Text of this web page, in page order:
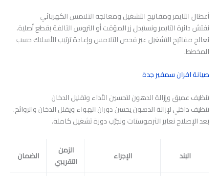
أعطال التايمر ومفاتيح التشغيل ومعالجة التلامس الكهربائي
نفتش دائرة التايمر ونستبدل زر المؤقت أو التروس التالفة بقطع أصلية.
نعالج مفاتيح التشغيل عبر فحص التلامس وإعادة ترتيب الأسلاك حسب
المخطط.
صيانة افران سمفير جدة
تنظيف عميق وإزالة الدهون لتحسين الأداء وتقليل الدخان
تنظيف داخلي لإزالة الدهون يحسن دوران الهواء ويقلل الدخان والروائح.
بعد الإصلاح نعاير الثرموستات ونجرّب دورة تشغيل كاملة.
البند الإجراء
الزمن
التقريبي
الضمان